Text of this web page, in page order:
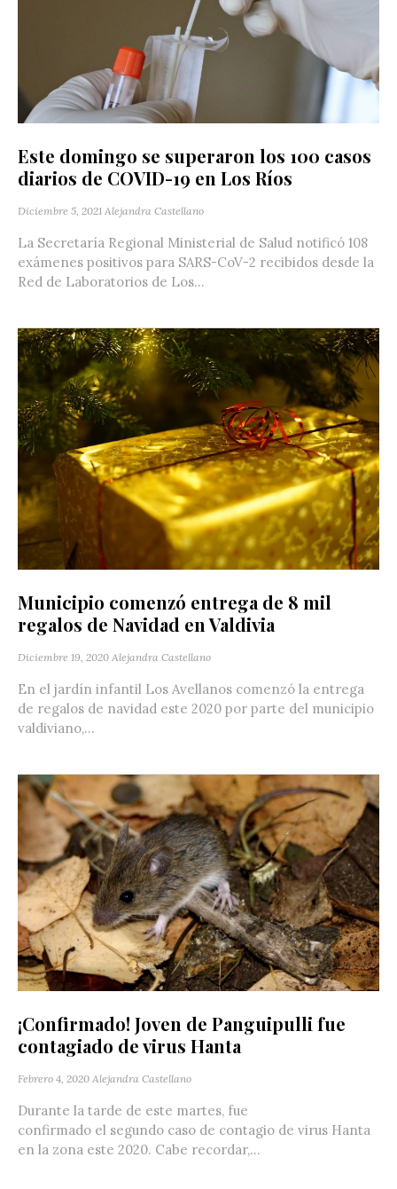
Este domingo se superaron los 100 casos
diarios de COVID-19 en Los Ríos
Diciembre 5, 2021 Alejandra Castellano
La Secretaría Regional Ministerial de Salud notificó 108
exámenes positivos para SARS-CoV-2 recibidos desde la
Red de Laboratorios de Los...
Municipio comenzó entrega de 8 mil
regalos de Navidad en Valdivia
Diciembre 19, 2020 Alejandra Castellano
En el jardín infantil Los Avellanos comenzó la entrega
de regalos de navidad este 2020 por parte del municipio
valdiviano,...
¡Confirmado! Joven de Panguipulli fue
contagiado de virus Hanta
Febrero 4, 2020 Alejandra Castellano
Durante la tarde de este martes, fue
confirmado el segundo caso de contagio de virus Hanta
en la zona este 2020. Cabe recordar,...